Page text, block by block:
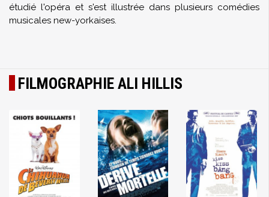
étudié l'opéra et s'est illustrée dans plusieurs comédies
musicales new-yorkaises.
FILMOGRAPHIE ALI HILLIS